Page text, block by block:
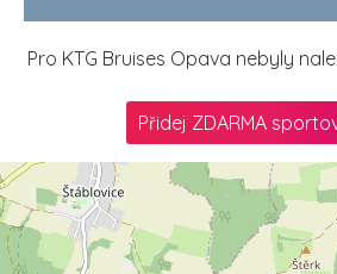
Pro KTG Bruises Opava nebyly
Přidej ZDARMA